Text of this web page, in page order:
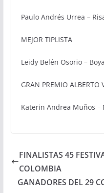
Paulo Andrés Urrea –
MEJOR TIPLISTA
Leidy Belén Osorio –
GRAN PREMIO ALBERTO
Katerin Andrea Muños –
FINALISTAS 45
COLOMBIA
GANADORES DEL 29